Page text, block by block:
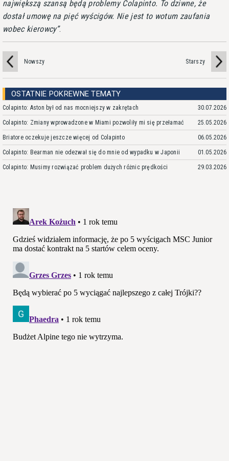
największą szansą będą problemy Colapinto. To dziwne, że
dostał umowę na pięć wyścigów. Nie jest to wotum zaufania
wobec kierowcy .
Nowszy Starszy
OSTATNIE POKREWNE TEMATY
Colapinto: Aston był od nas mocniejszy w zakrętach 30.07.2026
Colapinto: Zmiany wprowadzone w Miami pozwoliły mi się przełamać 25.05.2026
Briatore oczekuje jeszcze więcej od Colapinto 06.05.2026
Colapinto: Bearman nie odezwał się do mnie od wypadku w Japonii 01.05.2026
Colapinto: Musimy rozwiązać problem dużych różnic prędkości 29.03.2026